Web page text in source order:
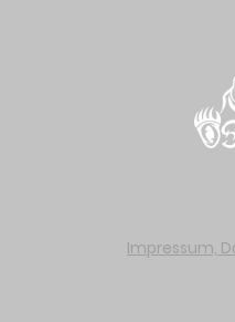
Impressum,